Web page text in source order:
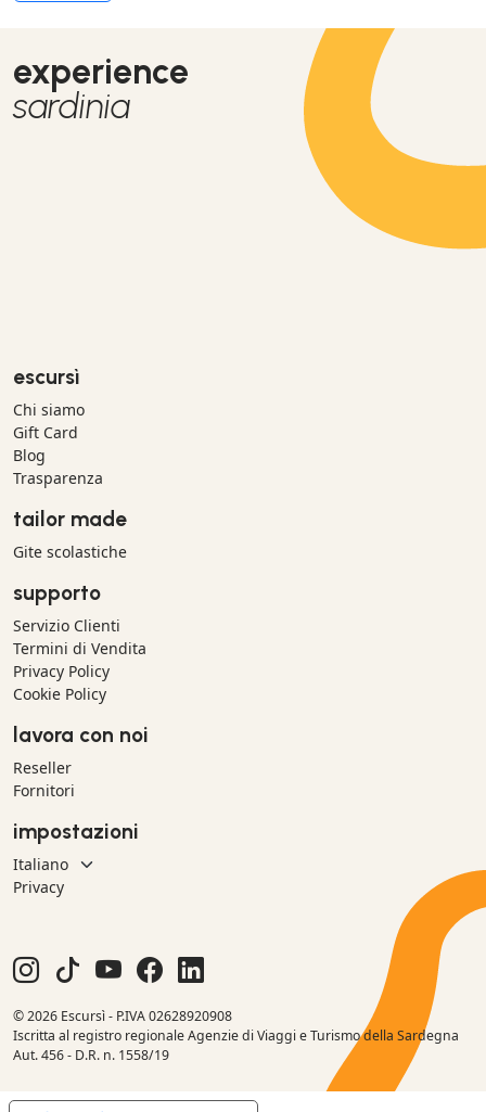
experience
sardinia
escursì
Chi siamo
Gift Card
Blog
Trasparenza
tailor made
Gite scolastiche
supporto
Servizio Clienti
Termini di Vendita
Privacy Policy
Cookie Policy
lavora con noi
Reseller
Fornitori
impostazioni
Privacy
© 2026 Escursì - P.IVA 02628920908
Iscritta al registro regionale Agenzie di Viaggi e Turismo della Sardegna
Aut. 456 - D.R. n. 1558/19